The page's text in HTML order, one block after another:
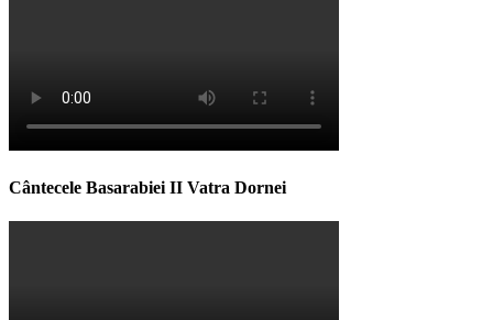
Cântecele Basarabiei II Vatra Dornei